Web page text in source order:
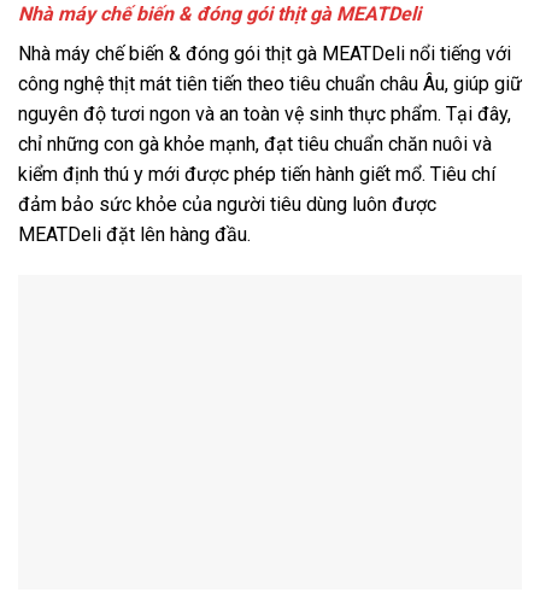
Nhà máy chế biến & đóng gói thịt gà MEATDeli
Nhà máy chế biến & đóng gói thịt gà MEATDeli nổi tiếng với
công nghệ thịt mát tiên tiến theo tiêu chuẩn châu Âu, giúp giữ
nguyên độ tươi ngon và an toàn vệ sinh thực phẩm. Tại đây,
chỉ những con gà khỏe mạnh, đạt tiêu chuẩn chăn nuôi và
kiểm định thú y mới được phép tiến hành giết mổ. Tiêu chí
đảm bảo sức khỏe của người tiêu dùng luôn được
MEATDeli đặt lên hàng đầu.